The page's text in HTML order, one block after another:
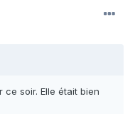
ce soir. Elle était bien